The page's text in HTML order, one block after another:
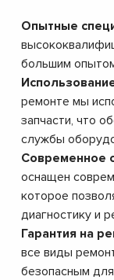
Опытные
большим
ремонте мы
запчасти, что
службы
Современное
оснащен
которое
диагностику и
Гарантия на
все виды
безопасным для